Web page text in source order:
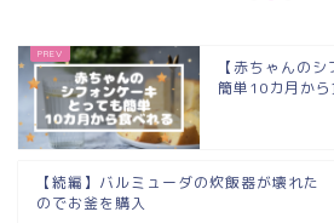
【赤ちゃんの
簡単10カ月から
【続編】バルミューダの炊飯器が壊れた
のでお釜を購入